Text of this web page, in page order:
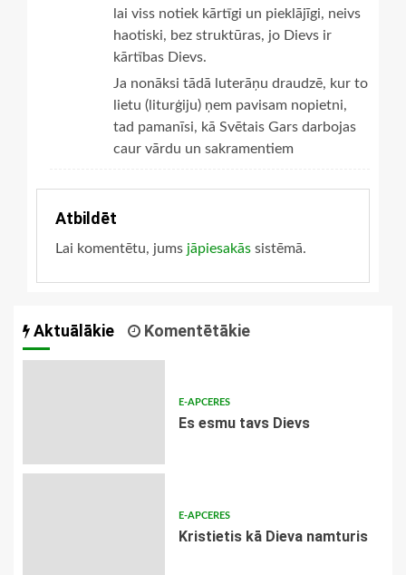
lai viss notiek kārtīgi un pieklājīgi, neivs
haotiski, bez struktūras, jo Dievs ir
kārtības Dievs.
Ja nonāksi tādā luterāņu draudzē, kur to
lietu (liturģiju) ņem pavisam nopietni,
tad pamanīsi, kā Svētais Gars darbojas
caur vārdu un sakramentiem
Atbildēt
Lai komentētu, jums jāpiesakās sistēmā.
Aktuālākie Komentētākie
E-APCERES
Es esmu tavs Dievs
E-APCERES
Kristietis kā Dieva namturis